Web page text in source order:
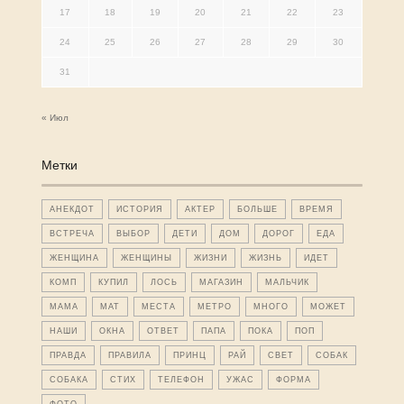
17 18 19 20 21 22 23
24 25 26 27 28 29 30
31
« Июл
Метки
АНЕКДОТ ИСТОРИЯ АКТЕР БОЛЬШЕ ВРЕМЯ
ВСТРЕЧА ВЫБОР ДЕТИ ДОМ ДОРОГ ЕДА
ЖЕНЩИНА ЖЕНЩИНЫ ЖИЗНИ ЖИЗНЬ ИДЕТ
КОМП КУПИЛ ЛОСЬ МАГАЗИН МАЛЬЧИК
МАМА МАТ МЕСТА МЕТРО МНОГО МОЖЕТ
НАШИ ОКНА ОТВЕТ ПАПА ПОКА ПОП
ПРАВДА ПРАВИЛА ПРИНЦ РАЙ СВЕТ СОБАК
СОБАКА СТИХ ТЕЛЕФОН УЖАС ФОРМА